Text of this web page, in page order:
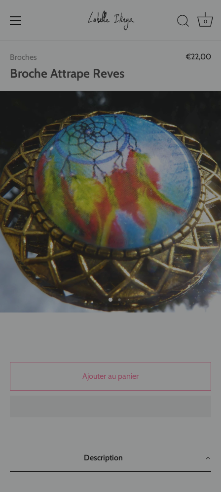
contenu
0
Broches €22,00
Broche Attrape Reves
Ajouter au panier
Description